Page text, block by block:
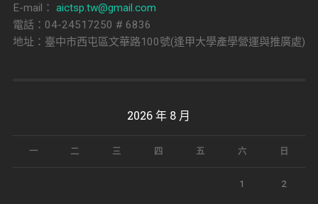
E-mail： aictsp.tw@gmail.com
電話：04-24517250 # 6836
地址：臺中市西屯區文華路100號(逢甲大學產學營運與推廣處)
2026 年 8 月
一 二 三 四 五 六 日
1 2